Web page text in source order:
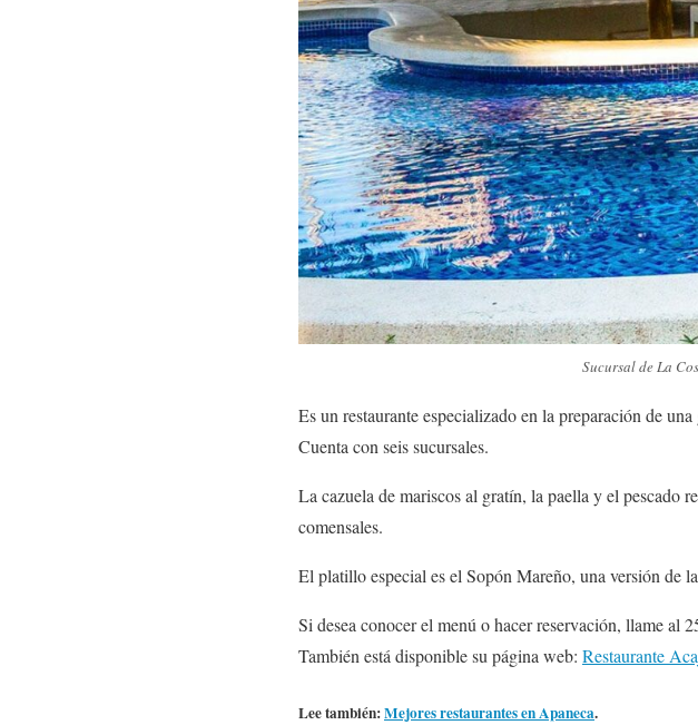
Sucursal de La
Es un restaurante especializado en la preparación de
Cuenta con seis sucursales.
La cazuela de mariscos al gratín, la paella y el pescado
comensales.
El platillo especial es el Sopón Mareño, una versión de
Si desea conocer el menú o hacer reservación, llame al
También está disponible su página web: Restaurante
Lee también:Mejores restaurantes en Apaneca.